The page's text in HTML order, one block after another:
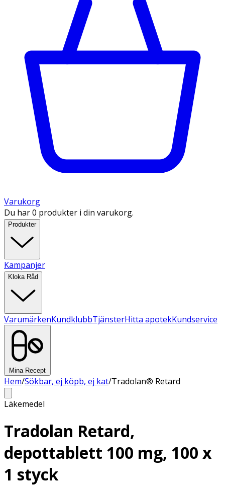
Varukorg
Du har 0 produkter i din varukorg.
Produkter
Kampanjer
Kloka Råd
VarumärkenKundklubbTjänsterHitta apotekKundservice
Mina Recept
Hem/Sökbar, ej köpb, ej kat/Tradolan® Retard
Läkemedel
Tradolan Retard,
depottablett 100 mg, 100 x
1 styck